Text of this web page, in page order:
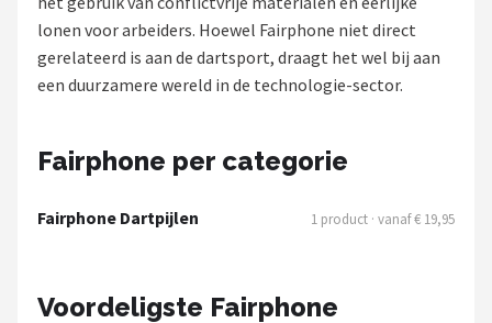
POPULAIRE MERKEN
Target
Bull's
Dart
lonen voor arbeiders. Hoewel Fairphone niet direct
gerelateerd is aan de dartsport, draagt het wel bij aan
een duurzamere wereld in de technologie-sector.
Fairphone per categorie
Fairphone Dartpijlen 1 product · vanaf € 19,95
Voordeligste Fairphone